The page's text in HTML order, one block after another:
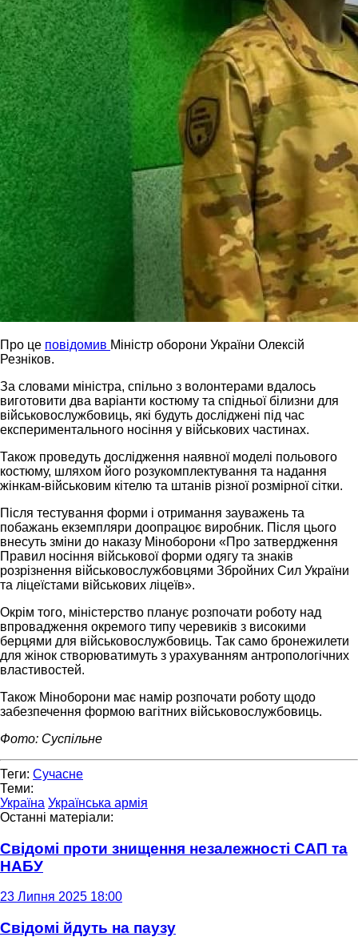
Про це повідомив Міністр оборони України Олексій
Резніков.
За словами міністра, спільно з волонтерами вдалось
виготовити два варіанти костюму та спідньої білизни для
військовослужбовиць, які будуть досліджені під час
експериментального носіння у військових частинах.
Також проведуть дослідження наявної моделі польового
костюму, шляхом його розукомплектування та надання
жінкам-військовим кітелю та штанів різної розмірної сітки.
Після тестування форми і отримання зауважень та
побажань екземпляри доопрацює виробник. Після цього
внесуть зміни до наказу Міноборони «Про затвердження
Правил носіння військової форми одягу та знаків
розрізнення військовослужбовцями Збройних Сил України
та ліцеїстами військових ліцеїв».
Окрім того, міністерство планує розпочати роботу над
впровадження окремого типу черевиків з високими
берцями для військовослужбовиць. Так само бронежилети
для жінок створюватимуть з урахуванням антропологічних
властивостей.
Також Міноборони має намір розпочати роботу щодо
забезпечення формою вагітних військовослужбовиць.
Фото: Суспільне
Теги: Сучасне
Теми:
Україна Українська армія
Останні матеріали:
Свідомі проти знищення незалежності САП та
НАБУ
23 Липня 2025 18:00
Свідомі йдуть на паузу